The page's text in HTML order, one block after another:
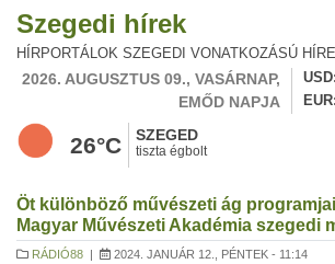
Szegedi hírek
HÍRPORTÁLOK SZEGEDI VONATKOZÁSÚ
2026. AUGUSZTUS 09., VASÁRNAP,
EMŐD NAPJA
USD
EUR
26°C SZEGED
tiszta égbolt
Öt különböző művészeti ág
Magyar Művészeti Akadémia szegedi
RÁDIÓ88 | 2024. JANUÁR 12., PÉNTEK - 11:14